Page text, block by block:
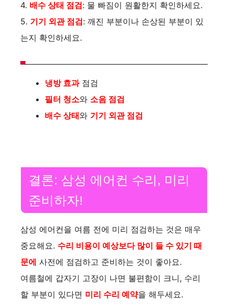
4. 배수 상태 점검: 물 빠짐이 원활한지 확인하세요.
5. 기기 외관 점검: 깨진 부분이나 손상된 부분이 있
는지 확인하세요.
냉방 효과점검
필터 청소와 소음 점검
배수 상태와 기기 외관 점검
결론: 삼성 에어컨 수리, 미리
준비하자!
삼성 에어컨을 여름 전에 미리 점검하는 것은 매우
중요해요. 수리 비용이 예상보다 많이 들 수 있기 때
문에 사전에 점검하고 준비하는 것이 좋아요.
여름철에 갑자기 고장이 나면 불편함이 크니, 수리
할 부분이 있다면 미리 수리 예약을 해두세요.